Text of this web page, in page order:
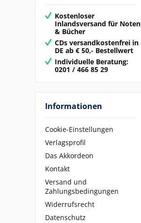
mehr
Kostenloser
Inlandsversand für Noten
& Bücher
CDs versandkostenfrei in
DE ab € 50,- Bestellwert
Individuelle Beratung:
0201 / 466 85 29
Informationen
Cookie-Einstellungen
Verlagsprofil
Das Akkordeon
Kontakt
Versand und
Zahlungsbedingungen
Widerrufsrecht
Datenschutz